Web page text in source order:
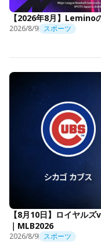
【2026年8月】Lemino
2026/8/9 スポーツ
【8月10日】ロイヤル
｜MLB2026
2026/8/9 スポーツ